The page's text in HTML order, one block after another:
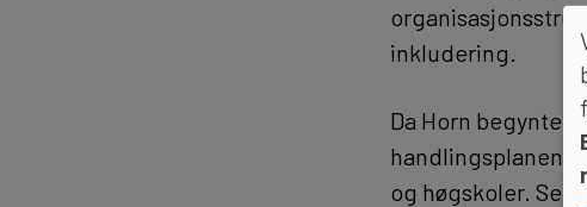
inkludering.
Da Horn begynte
handlingsplanene
og høgskoler.